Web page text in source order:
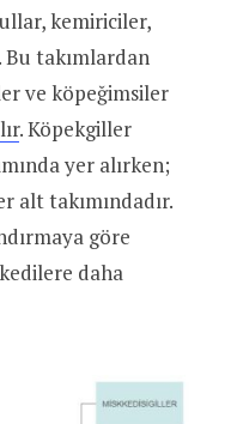
kemiriciler,
Bu takımlardan
ve köpeğimsiler
. Köpekgiller
yer alırken;
alt takımındadır.
göre
daha